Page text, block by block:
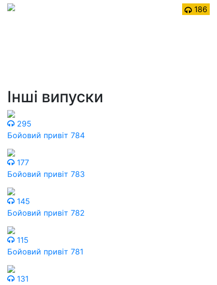
186
Інші випуски
295
Бойовий привіт 784
177
Бойовий привіт 783
145
Бойовий привіт 782
115
Бойовий привіт 781
131